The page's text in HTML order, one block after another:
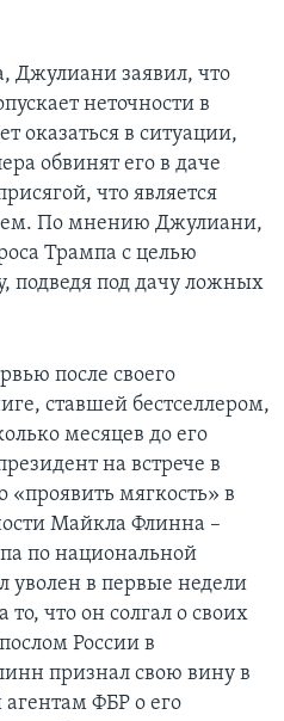
заявил, что
неточности в
оказаться в ситуации,
обвинят его в даче
что является
По мнению Джулиани,
Трампа с целью
подведя под дачу ложных
после своего
ставшей бестселлером,
месяцев до его
на встрече в
«проявить мягкость» в
Майкла Флинна –
по национальной
уволен в первые недели
что он солгал о своих
России в
признал свою вину в
ФБР о его